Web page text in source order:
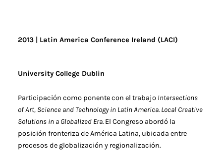
2013 Latin America Conference Ireland (LACI)
University College Dublin
Participación como ponente con el trabajo Intersections
of Art, Science and Technology in Latin America. Local Creative
Solutions in a Globalized Era.El Congreso abordó la
posición fronteriza de América Latina, ubicada entre
procesos de globalización y regionalización.